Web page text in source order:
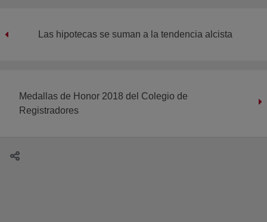
Las hipotecas se suman a la tendencia alcista
Medallas de Honor 2018 del Colegio de
Registradores